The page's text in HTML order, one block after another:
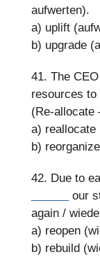
aufwerten).
a) uplift
b) upgrade
41. The
resources
(Re-allocate
a) reallocate
b)
42. Due to
our
again /
a) reopen
b) rebuild